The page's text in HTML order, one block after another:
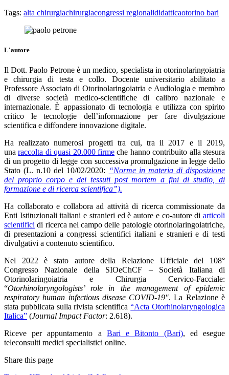
Tags: alta chirurgiachirurgiacongressi regionalididatticaotorino bari
L'autore
Il Dott. Paolo Petrone è un medico, specialista in otorinolaringoiatria
e chirurgia di testa e collo. Docente universitario abilitato a
Professore Associato di Otorinolaringoiatria e Audiologia e membro
di diverse società medico-scientifiche di calibro nazionale e
internazionale. È appassionato di tecnologia e utilizza con spirito
critico le tecnologie dell’informazione per fare divulgazione
scientifica e diffondere innovazione digitale.
Ha realizzato numerosi progetti tra cui, tra il 2017 e il 2019,
unaraccolta di quasi 20.000 firme che hanno contribuito alla stesura
di un progetto di legge con successiva promulgazione in legge dello
Stato (L. n.10 del 10/02/2020: “Norme in materia di disposizione
del proprio corpo e dei tessuti post mortem a fini di studio, di
formazione e di ricerca scientifica”).
Ha collaborato e collabora ad attività di ricerca commissionate da
Enti Istituzionali italiani e stranieri ed è autore e co-autore di articoli
scientifici di ricerca nel campo delle patologie otorinolaringoiatriche,
di presentazioni a congressi scientifici italiani e stranieri e di testi
divulgativi a contenuto scientifico.
Nel 2022 è stato autore della Relazione Ufficiale del 108°
Congresso Nazionale della SIOeChCF – Società Italiana di
Otorinolaringoiatria e Chirurgia Cervico-Facciale:
“Otorhinolaryngologists’ role in the management of epidemic
respiratory human infectious disease COVID-19″. La Relazione è
stata pubblicata sulla rivista scientifica“Acta Otorhinolaryngologica
Italica” (Journal Impact Factor: 2.618).
Riceve per appuntamento a Bari e Bitonto (Bari), ed esegue
teleconsulti medici specialistici online.
Share this page